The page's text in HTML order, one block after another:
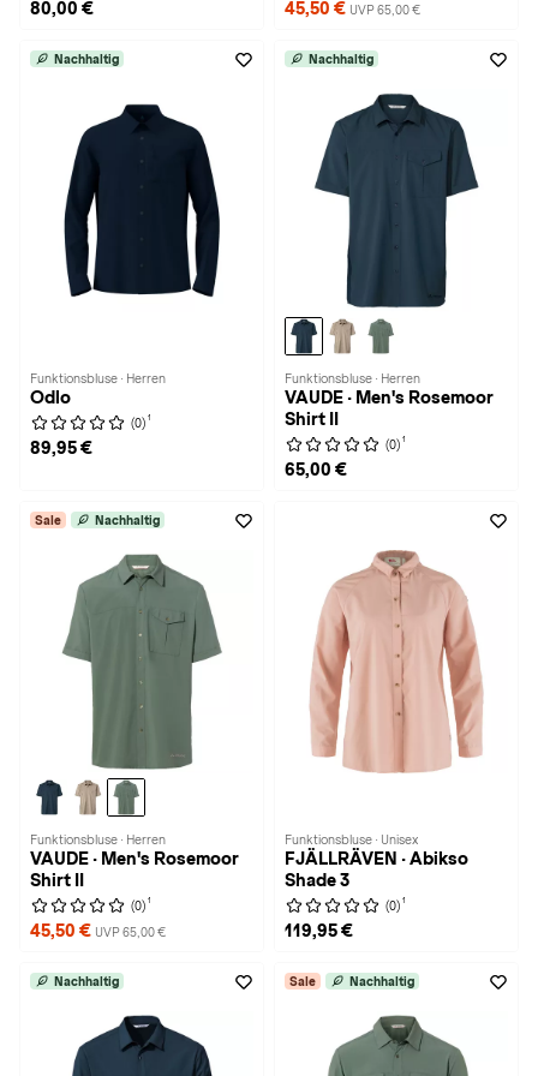
80,00 € 45,50 € UVP 65,00 €
Nachhaltig
Funktionsbluse · Herren
Odlo
(0) 1
89,95 €
Nachhaltig
Funktionsbluse · Herren
VAUDE · Men's Rosemoor
Shirt II
(0) 1
65,00 €
Sale Nachhaltig
Funktionsbluse · Herren
VAUDE · Men's Rosemoor
Shirt II
(0) 1
45,50 € UVP 65,00 €
Funktionsbluse · Unisex
FJÄLLRÄVEN · Abikso
Shade 3
(0) 1
119,95 €
Nachhaltig Sale Nachhaltig